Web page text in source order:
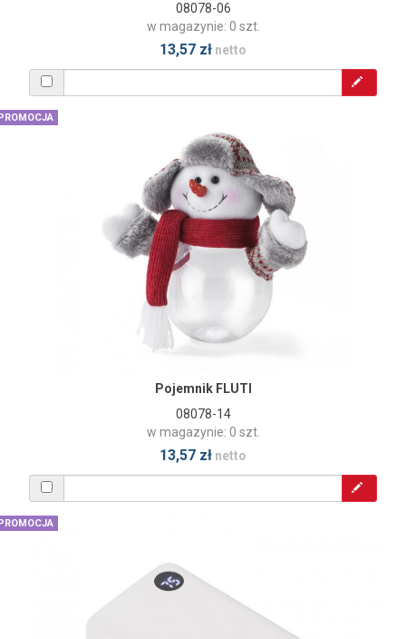
08078-06
w magazynie: 0 szt.
13,57 zł netto
Pojemnik FLUTI
08078-14
w magazynie: 0 szt.
13,57 zł netto